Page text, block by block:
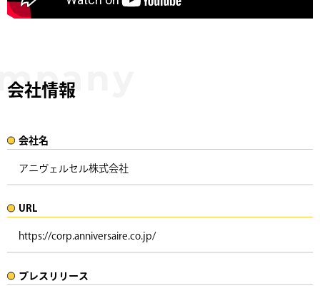
会社情報
会社名​
アニヴェルセル株式会社
URL
https://corp.anniversaire.co.jp/
プレスリリース​​​